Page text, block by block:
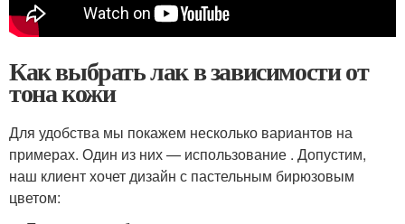
Как выбрать лак в зависимости от
тона кожи
Для удобства мы покажем несколько вариантов на
примерах. Один из них — использование . Допустим,
наш клиент хочет дизайн с пастельным бирюзовым
цветом: